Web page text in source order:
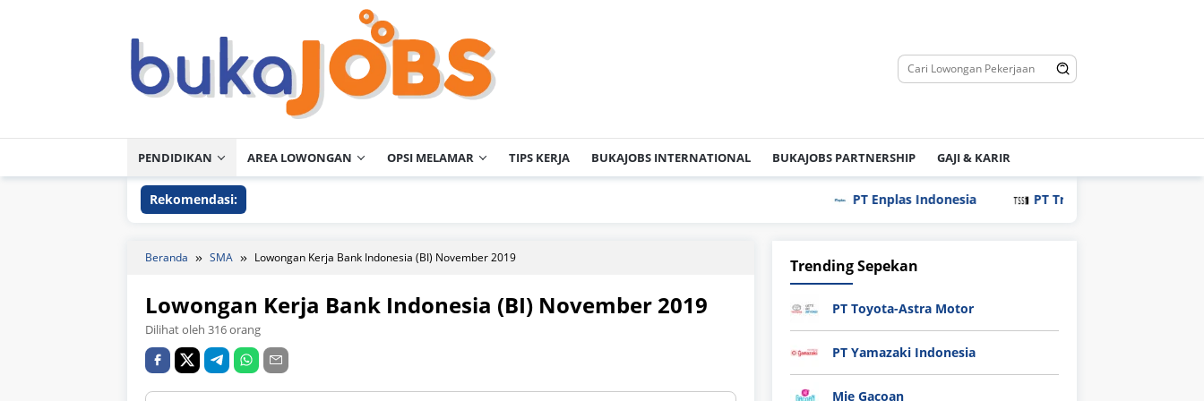
PENDIDIKAN AREA LOWONGAN OPSI MELAMAR TIPS KERJA BUKAJOBS INTERNATIONAL BUKAJOBS PARTNERSHIP GAJI & KARIR
Rekomendasi: PT Enplas Indonesia PT Tri Saudara Sentosa
Beranda SMA Lowongan Kerja Bank Indonesia (BI) November 2019
Lowongan Kerja Bank Indonesia (BI) November 2019
Dilihat oleh 316 orang
Trending Sepekan
PT Toyota-Astra Motor
PT Yamazaki Indonesia
Mie Gacoan